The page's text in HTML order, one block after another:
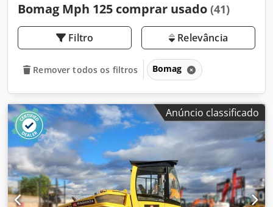
Bomag Mph 125 comprar usado (41)
Filtro Relevância
Remover todos os filtros Bomag
Anúncio classificado